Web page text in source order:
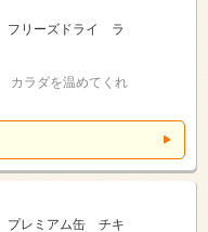
リーズドライ ラ
カラダを温めてくれ
レミアム缶 チキ